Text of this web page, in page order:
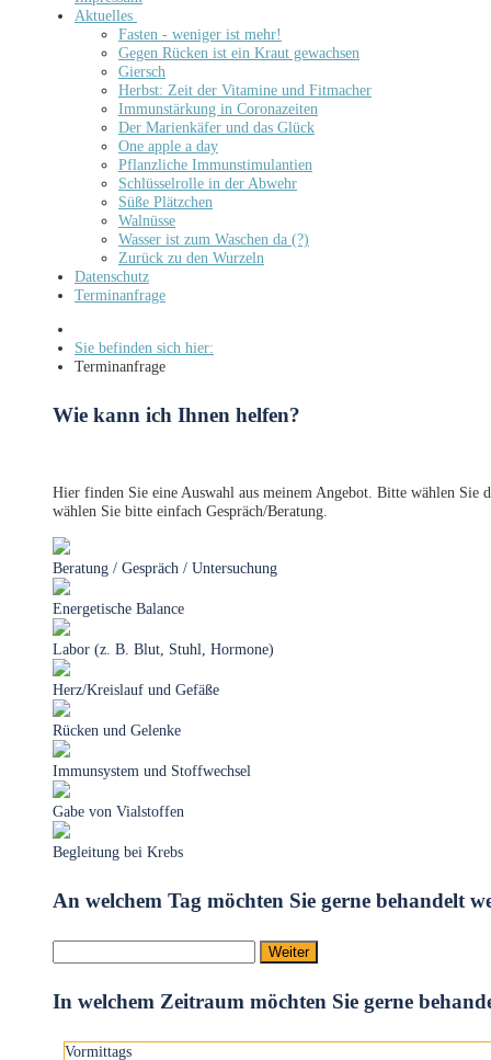
Aktuelles
Fasten - weniger ist mehr!
Gegen Rücken ist ein Kraut gewachsen
Giersch
Herbst: Zeit der Vitamine und Fitmacher
Immunstärkung in Coronazeiten
Der Marienkäfer und das Glück
One apple a day
Pflanzliche Immunstimulantien
Schlüsselrolle in der Abwehr
Süße Plätzchen
Walnüsse
Wasser ist zum Waschen da (?)
Zurück zu den Wurzeln
Datenschutz
Terminanfrage
Sie befinden sich hier:
Terminanfrage
Wie kann ich Ihnen helfen?
Hier finden Sie eine Auswahl aus meinem Angebot. Bitte wählen Sie
wählen Sie bitte einfach Gespräch/Beratung.
Beratung / Gespräch / Untersuchung
Energetische Balance
Labor (z. B. Blut, Stuhl, Hormone)
Herz/Kreislauf und Gefäße
Rücken und Gelenke
Immunsystem und Stoffwechsel
Gabe von Vialstoffen
Begleitung bei Krebs
An welchem Tag möchten Sie gerne behandelt
Weiter
In welchem Zeitraum möchten Sie gerne
Vormittags